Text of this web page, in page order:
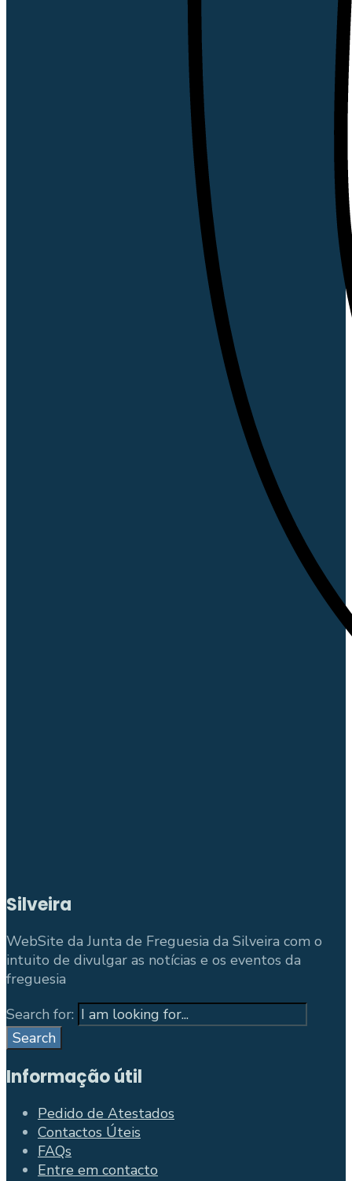
Silveira
WebSite da Junta de Freguesia da Silveira com o
intuito de divulgar as notícias e os eventos da
freguesia
Search for:
Search
Informação útil
Pedido de Atestados
Contactos Úteis
FAQs
Entre em contacto